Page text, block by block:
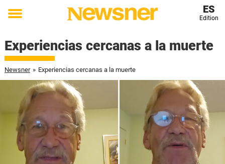
Toggle
ES
Edition
Experiencias cercanas a la muerte
Newsner » Experiencias cercanas a la muerte